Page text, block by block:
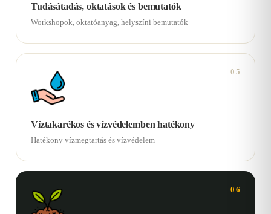
Tudásátadás, oktatások és bemutatók
Workshopok, oktatóanyag, helyszíni bemutatók
05
Víztakarékos és vízvédelemben hatékony
Hatékony vízmegtartás és vízvédelem
06